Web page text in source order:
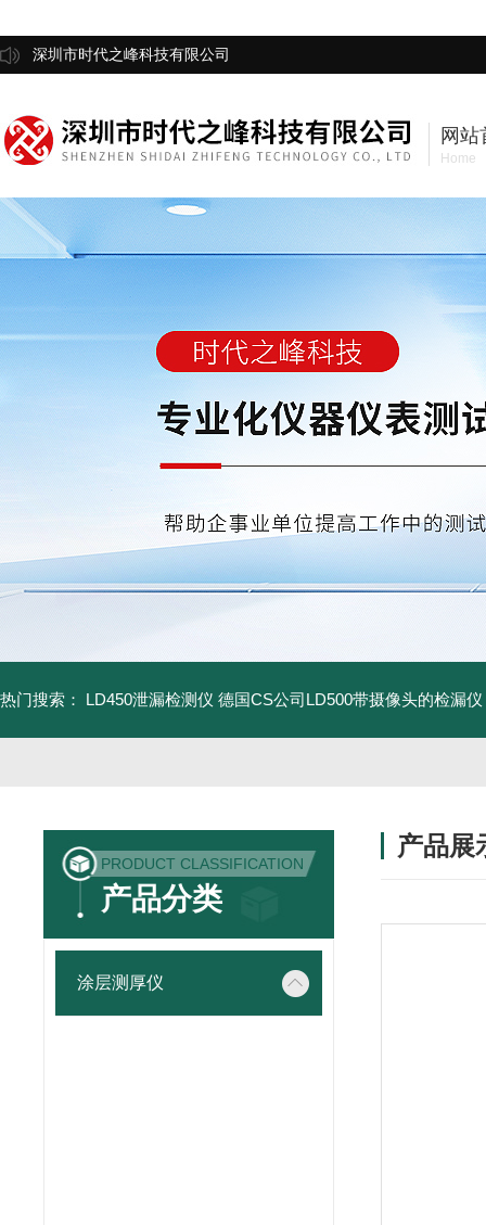
深圳市时代之峰科技有限公司
网站
Home
热门搜索： LD450泄漏检测仪 德国CS公司LD500带摄像头的检漏仪
PRODUCT CLASSIFICATION
产品分类
涂层测厚仪
产品展